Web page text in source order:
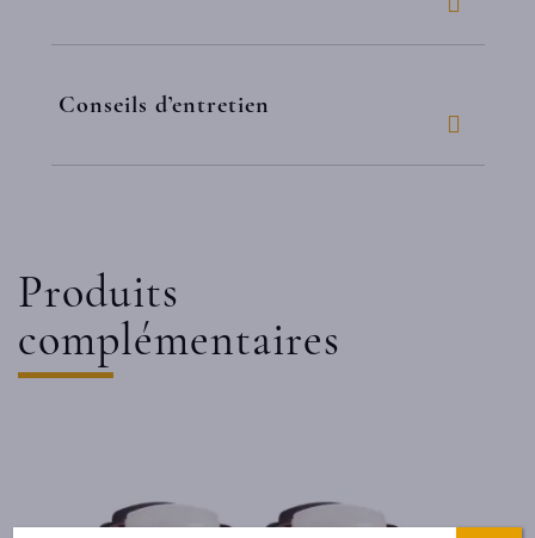
Conseils d’entretien
Produits
complémentaires